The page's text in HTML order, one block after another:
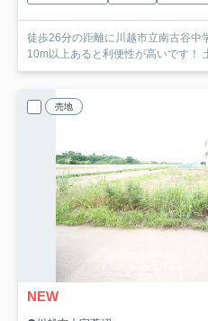
徒歩26分の距離に川越市立南古谷中
10m以上あると利便性が高いです！
売地
NEW